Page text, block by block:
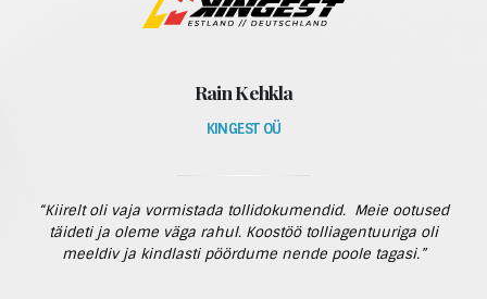
Rain Kehkla
KINGEST OÜ
“Kiirelt oli vaja vormistada tollidokumendid. Meie ootused
täideti ja oleme väga rahul. Koostöö tolliagentuuriga oli
meeldiv ja kindlasti pöördume nende poole tagasi.”